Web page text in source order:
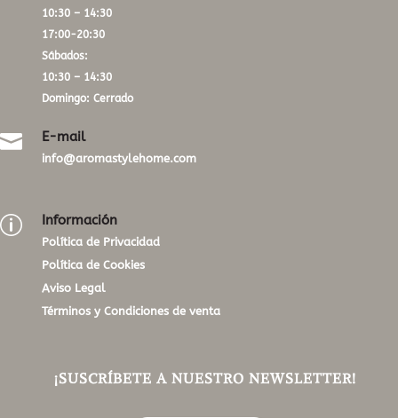
10:30 – 14:30
17:00-20:30
Sábados:
10:30 – 14:30
Domingo: Cerrado
 E-mail
info@aromastylehome.com
p Información
Política de Privacidad
Política de Cookies
Aviso Legal
Términos y Condiciones de venta
¡SUSCRÍBETE A NUESTRO NEWSLETTER!